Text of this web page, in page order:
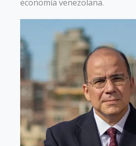
economía venezolana.